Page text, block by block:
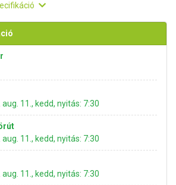
11., kedd, nyitás: 7:30
11., kedd, nyitás: 7:30
11., kedd, nyitás: 7:30